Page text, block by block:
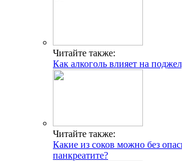
Читайте также:
Как алкоголь влияет на
Читайте также:
Какие из соков можно без
панкреатите?